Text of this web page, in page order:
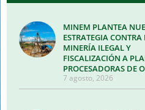
MINEM PLANTEA
ESTRATEGIA CONTRA
MINERÍA ILEGAL Y
FISCALIZACIÓN A
PROCESADORAS DE
7 agosto, 2026